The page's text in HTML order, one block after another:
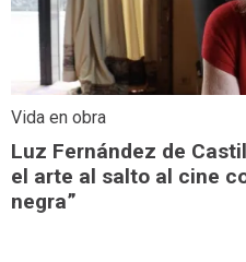
Vida en obra
Luz Fernández de
el arte al salto al cine
negra”